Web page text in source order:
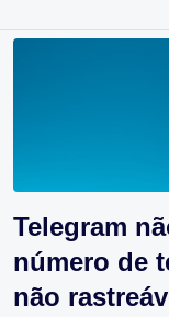
Telegram
número de
não